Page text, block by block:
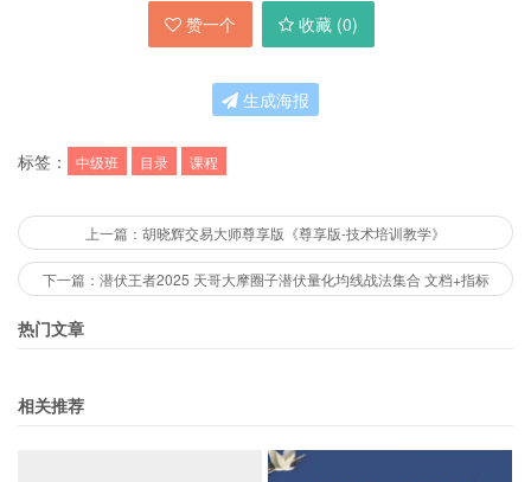
赞一个 收藏 (0)
生成海报
标签： 中级班 目录 课程
上一篇：胡晓辉交易大师尊享版《尊享版-技术培训教学》
下一篇：潜伏王者2025 天哥大摩圈子潜伏量化均线战法集合 文档+指标
热门文章
相关推荐